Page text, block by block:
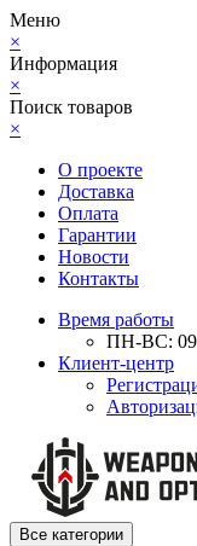
Меню
×
Информация
×
Поиск товаров
×
О проекте
Доставка
Оплата
Гарантии
Новости
Контакты
Время работы
ПН-ВС:
Клиент-центр
Все категории